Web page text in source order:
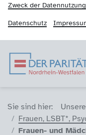
Zweck der Datennutzung
Datenschutz
Der
Sie sind hier
Sie sind hier:
Frauen, LSBT*,
Frauen- und